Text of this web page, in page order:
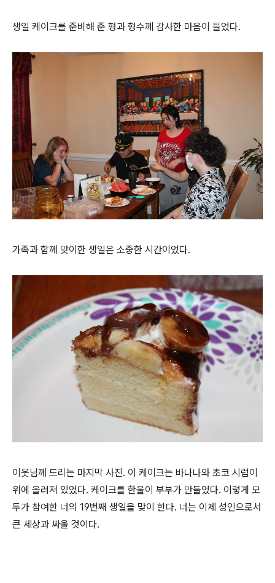
생일 케이크를 준비해 준 형과 형수께 감사한 마음이 들었다.
가족과 함께 맞이한 생일은 소중한 시간이었다.
이웃님께 드리는 마지막 사진. 이 케이크는 바나나와 초코 시럽이
위에 올려져 있었다. 케이크를 한울이 부부가 만들었다. 이렇게 모
두가 참여한 너의 19번째 생일을 맞이 한다. 너는 이제 성인으로서
큰 세상과 싸울 것이다.